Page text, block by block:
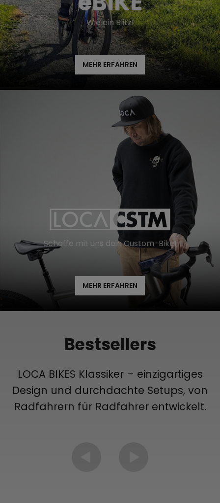
Wie ein Blitz!
MEHR ERFAHREN
Schaffe mit uns dein Custom-Bike!
MEHR ERFAHREN
Bestsellers
LOCA BIKES Klassiker – einzigartiges
Design und durchdachte Setups, von
Radfahrern für Radfahrer entwickelt.